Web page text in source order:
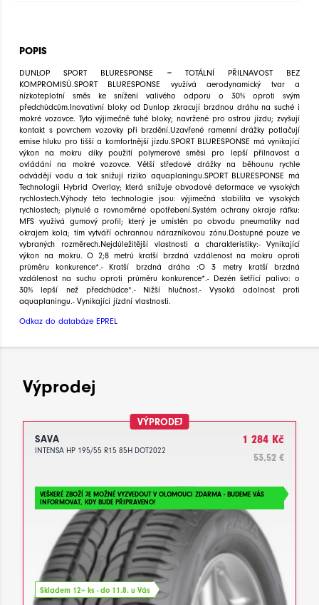
POPIS
DUNLOP SPORT BLURESPONSE = TOTÁLNÍ PŘILNAVOST BEZ
KOMPROMISŮ.SPORT BLURESPONSE využívá aerodynamický tvar a
nízkoteplotní směs ke snížení valivého odporu o 30% oproti svým
předchůdcům.Inovativní bloky od Dunlop zkracují brzdnou dráhu na suché i
mokré vozovce. Tyto výjimečně tuhé bloky; navržené pro ostrou jízdu; zvyšují
kontakt s povrchem vozovky při brzdění.Uzavřené ramenní drážky potlačují
emise hluku pro tišší a komfortnější jízdu.SPORT BLURESPONSE má vynikající
výkon na mokru díky použití polymerové směsi pro lepší přilnavost a
ovládání na mokré vozovce. Větší středové drážky na běhounu rychle
odvádějí vodu a tak snižují riziko aquaplaningu.SPORT BLURESPONSE má
Technologii Hybrid Overlay; která snižuje obvodové deformace ve vysokých
rychlostech.Výhody této technologie jsou: výjimečná stabilita ve vysokých
rychlostech; plynulé a rovnoměrné opotřebení.Systém ochrany okraje ráfku:
MFS využívá gumový profil; který je umístěn po obvodu pneumatiky nad
okrajem kola; tím vytváří ochrannou nárazníkovou zónu.Dostupné pouze ve
vybraných rozměrech.Nejdůležitější vlastnosti a charakteristiky:- Vynikající
výkon na mokru. O 2;8 metrů kratší brzdná vzdálenost na mokru oproti
průměru konkurence*.- Kratší brzdná dráha :O 3 metry kratší brzdná
vzdálenost na suchu oproti průměru konkurence*.- Dezén šetřící palivo: o
30% lepší než předchůdce*.- Nižší hlučnost.- Vysoká odolnost proti
aquaplaningu.- Vynikající jízdní vlastnosti.
Odkaz do databáze EPREL
Výprodej
VÝPRODEJ
SAVA
INTENSA HP 195/55 R15 85H DOT2022
1 284 Kč
53.52 €
VEŠKERÉ ZBOŽÍ JE MOŽNÉ VYZVEDOUT V OLOMOUCI ZDARMA - BUDEME VÁS
INFORMOVAT, KDY BUDE PŘIPRAVENO!
Skladem 12+ ks - do 11.8. u Vás